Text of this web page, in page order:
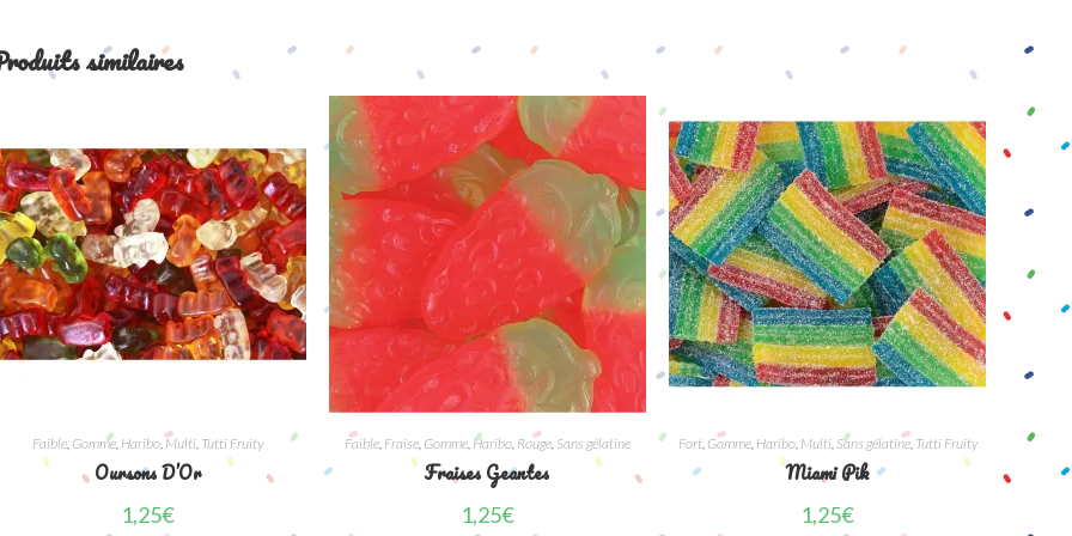
similaires
Faible, Gomme, Haribo,Multi, Tutti Fruity
Oursons D’Or
1,25€
Faible, Fraise, Gomme, Haribo, Rouge, Sans gélatine
Fraises Geantes
1,25€
Fort, Gomme, Haribo, Multi, Sans gélatine, Tutti Fruity
Miami Pik
1,25€